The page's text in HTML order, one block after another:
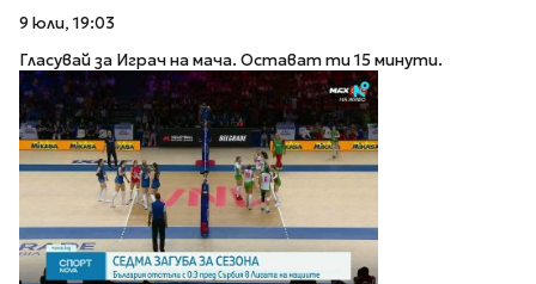
9 юли, 19:03
Гласувай за Играч на мача. Остават ти 15 минути.